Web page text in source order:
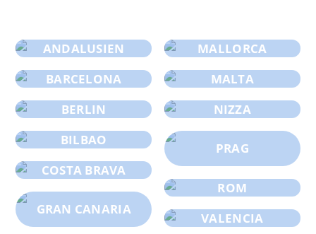
ANDALUSIEN
BARCELONA
BERLIN
BILBAO
COSTA BRAVA
GRAN CANARIA
MALLORCA
MALTA
NIZZA
PRAG
ROM
VALENCIA